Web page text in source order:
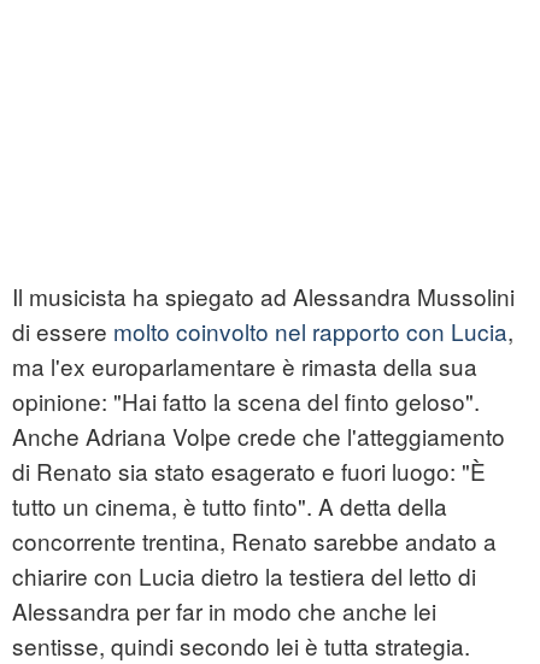
Il musicista ha spiegato ad Alessandra Mussolini
di essere molto coinvolto nel rapporto con Lucia,
ma l'ex europarlamentare è rimasta della sua
opinione: "Hai fatto la scena del finto geloso".
Anche Adriana Volpe crede che l'atteggiamento
di Renato sia stato esagerato e fuori luogo: "È
tutto un cinema, è tutto finto". A detta della
concorrente trentina, Renato sarebbe andato a
chiarire con Lucia dietro la testiera del letto di
Alessandra per far in modo che anche lei
sentisse, quindi secondo lei è tutta strategia.